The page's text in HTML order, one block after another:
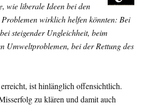
wie liberale Ideen bei den
wirklich helfen könnten: Bei
steigender Ungleichheit, beim
Umweltproblemen, bei der Rettung des
ist hinlänglich offensichtlich.
zu klären und damit auch